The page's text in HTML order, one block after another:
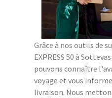
Grâce à nos outils de
EXPRESS 50 à
pouvons connaître
voyage et vous
livraison. Nous